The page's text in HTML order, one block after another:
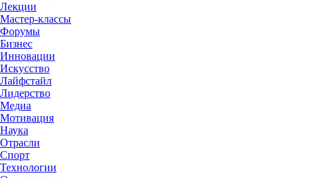
Лекции
Мастер-классы
Форумы
Бизнес
Инновации
Искусство
Лайфстайл
Лидерство
Медиа
Мотивация
Наука
Отрасли
Спорт
Технологии